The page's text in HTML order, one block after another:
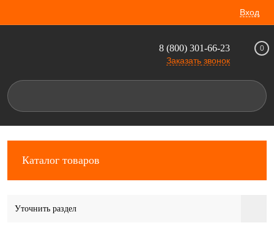
Вход
8 (800) 301-66-23
Заказать звонок
0
Каталог товаров
Уточнить раздел